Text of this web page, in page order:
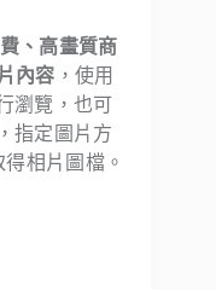
、高畫質商
內容 ，使用
瀏覽，也可
指定圖片方
相片圖檔。